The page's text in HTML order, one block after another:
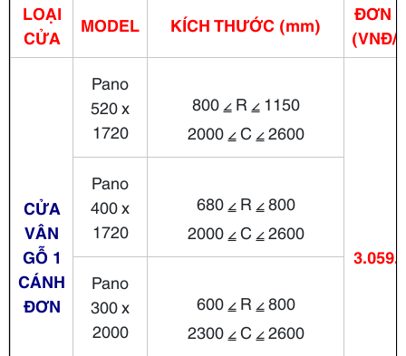
LOẠI
CỬA
MODEL KÍCH THƯỚC (mm)
ĐƠN
(VNĐ/
CỬA
VÂN
GỖ 1
CÁNH
ĐƠN
Pano
520 x
1720
800 ⦤ R ⦤ 1150
2000 ⦤ C ⦤ 2600
Pano
400 x
1720
680 ⦤ R ⦤ 800
2000 ⦤ C ⦤ 2600
Pano
300 x
2000
600 ⦤ R ⦤ 800
2300 ⦤ C ⦤ 2600